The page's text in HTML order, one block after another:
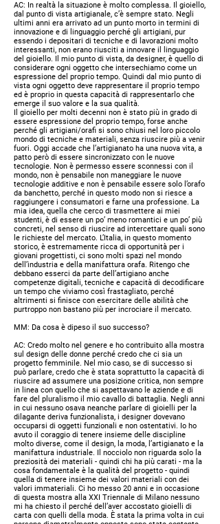
AC: In realtà la situazione è molto complessa. Il gioiello,
dal punto di vista artigianale, c’è sempre stato. Negli
ultimi anni era arrivato ad un punto morto in termini di
innovazione e di linguaggio perché gli artigiani, pur
essendo i depositari di tecniche e di lavorazioni molto
interessanti, non erano riusciti a innovare il linguaggio
del gioiello. Il mio punto di vista, da designer, è quello di
considerare ogni oggetto che intersechiamo come un
espressione del proprio tempo. Quindi dal mio punto di
vista ogni oggetto deve rappresentare il proprio tempo
ed è proprio in questa capacità di rappresentarlo che
emerge il suo valore e la sua qualità.
Il gioiello per molti decenni non è stato più in grado di
essere espressione del proprio tempo, forse anche
perché gli artigiani/orafi si sono chiusi nel loro piccolo
mondo di tecniche e materiali, senza riuscire più a venir
fuori. Oggi accade che l’artigianato ha una nuova vita, a
patto però di essere sincronizzato con le nuove
tecnologie. Non è permesso essere sconnessi con il
mondo, non è pensabile non maneggiare le nuove
tecnologie additive e non è pensabile essere solo l’orafo
da banchetto, perché in questo modo non si riesce a
raggiungere i consumatori e farne una professione. La
mia idea, quella che cerco di trasmettere ai miei
studenti, è di essere un po’ meno romantici e un po’ più
concreti, nel senso di riuscire ad intercettare quali sono
le richieste del mercato. L’Italia, in questo momento
storico, è estremamente ricca di opportunità per i
giovani progettisti, ci sono molti spazi nel mondo
dell’industria e della manifattura orafa. Ritengo che
debbano esserci da parte dell’artigiano anche
competenze digitali, tecniche e capacità di decodificare
un tempo che viviamo così frastagliato, perché
altrimenti si finisce con esercitare delle abilità che
purtroppo non bastano più per incrociare il mercato.
MM: Da cosa è dipeso il suo successo?
AC: Credo molto nel genere e ho contribuito alla mostra
sul design delle donne perché credo che ci sia un
progetto femminile. Nel mio caso, se di successo si
può parlare, credo che è stata soprattutto la capacità di
riuscire ad assumere una posizione critica, non sempre
in linea con quello che si aspettavano le aziende e di
fare del pluralismo il mio cavallo di battaglia. Negli anni
in cui nessuno osava neanche parlare di gioielli per la
dilagante deriva funzionalista, i designer dovevano
occuparsi di oggetti funzionali e non ostentativi. Io ho
avuto il coraggio di tenere insieme delle discipline
molto diverse, come il design, la moda, l’artigianato e la
manifattura industriale. Il nocciolo non riguarda solo la
preziosità dei materiali - quindi chi ha più carati - ma la
cosa fondamentale è la qualità del progetto - quindi
quella di tenere insieme dei valori materiali con dei
valori immateriali. Ci ho messo 20 anni e in occasione
di questa mostra alla XXI Triennale di Milano nessuno
mi ha chiesto il perché dell’aver accostato gioielli di
carta con quelli della moda. È stata la prima volta in cui